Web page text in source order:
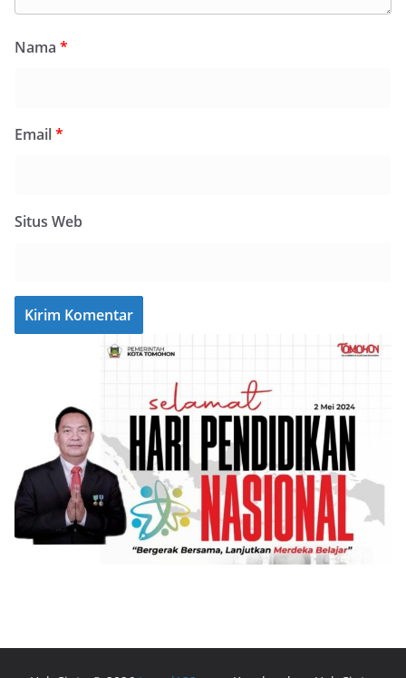
Nama *
Email*
Situs Web